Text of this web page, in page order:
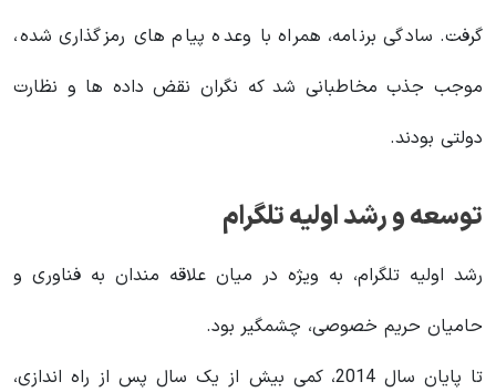
گرفت. سادگی برنامه، همراه با وعده پیام های رمزگذاری شده،
موجب جذب مخاطبانی شد که نگران نقض داده ها و نظارت
دولتی بودند.
توسعه و رشد اولیه تلگرام
رشد اولیه تلگرام، به ویژه در میان علاقه مندان به فناوری و
حامیان حریم خصوصی، چشمگیر بود.
تا پایان سال 2014، کمی بیش از یک سال پس از راه اندازی،